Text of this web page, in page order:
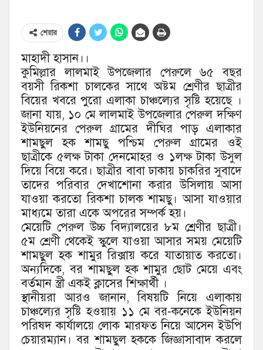
শেয়ার
মাহাদী হাসান।।
কুমিল্লার লালমাই উপজেলার পেরুলে ৬৫ বছর
বয়সী রিকশা চালকের সাথে অষ্টম শ্রেণীর ছাত্রীর
বিয়ের খবরে পুরো এলাকা চাঞ্চল্যের সৃষ্টি হয়েছে ।
জানা যায়, ১০ মে লালমাই উপজেলার পেরুল দক্ষিণ
ইউনিয়নের পেরুল গ্রামের দীঘির পাড় এলাকার
শামছুল হক শামছু পশ্চিম পেরুল গ্রামের ওই
ছাত্রীকে ৫লক্ষ টাকা দেনমোহর ও ১লক্ষ টাকা উসুল
দিয়ে বিয়ে করে। ছাত্রীর বাবা ঢাকায় চাকরির সুবাদে
তাদের পরিবার দেখাশোনা করার উসিলায় আসা
যাওয়া করতো রিকশা চালক শামছু। আসা যাওয়ার
মাধ্যমে তারা একে অপরের সম্পর্ক হয়।
মেয়েটি পেরুল উচ্চ বিদ্যালয়ের ৮ম শ্রেণীর ছাত্রী।
৫ম শ্রেণী থেকেই স্কুলে যাওয়া আসার সময় মেয়েটি
শামছুল হক শামুর রিক্সায় করে যাতায়াত করতো।
অন্যদিকে, বর শামছুল হক শামুর ছোট মেয়ে এবং
বর্তমান স্ত্রী একই ক্লাসের শিক্ষার্থী ।
স্থানীয়রা আরও জানান, বিষয়টি নিয়ে এলাকায়
চাঞ্চল্যের সৃষ্টি হওয়ায় ১১ মে বর-কনেকে ইউনিয়ন
পরিষদ কার্যালয়ে লোক মারফত নিয়ে আসেন ইউপি
চেয়ারম্যান। বর শামছুল হককে জিজ্ঞাসাবাদ করলে